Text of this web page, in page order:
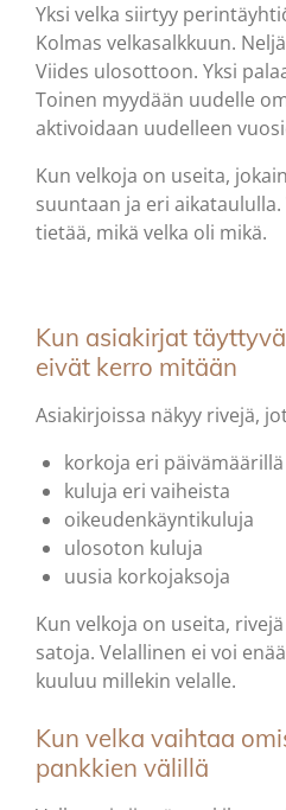
Yksi velka siirtyy
Kolmas velkasalkkuun.
Viides ulosottoon. Yksi
Toinen myydään uudelle
aktivoidaan uudelleen
Kun velkoja on useita,
suuntaan ja eri
tietää, mikä velka oli mikä.
Kun asiakirjat
eivät kerro mitään
Asiakirjoissa näkyy rivejä,
korkoja eri päivämäärillä
kuluja eri vaiheista
oikeudenkäyntikuluja
ulosoton kuluja
uusia korkojaksoja
Kun velkoja on useita,
satoja. Velallinen ei voi
kuuluu millekin velalle.
Kun velka vaihtaa
pankkien välillä